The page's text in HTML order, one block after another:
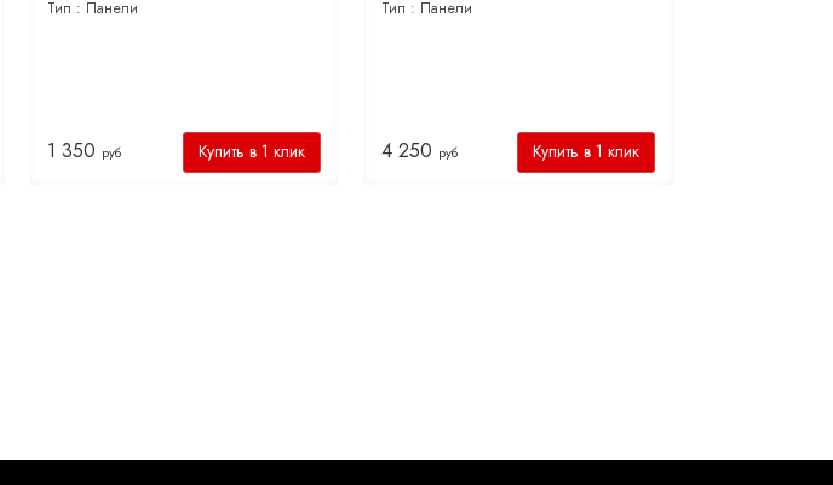
Тип : Панели
1 350 руб Купить в 1 клик
Тип : Панели
4 250 руб Купить в 1 клик